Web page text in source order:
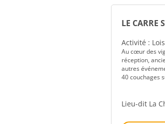
LE CARRE
Activité :
Au cœur des
réception,
autres
40 couchages
Lieu-dit La